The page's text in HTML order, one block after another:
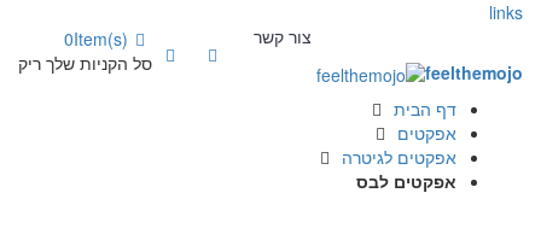
links
feelthemojo
צור קשר 0Item(s)
סל הקניות שלך ריק
דף הבית
אפקטים
אפקטים לגיטרה
אפקטים לבס